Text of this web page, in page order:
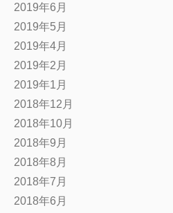
2019年6月
2019年5月
2019年4月
2019年2月
2019年1月
2018年12月
2018年10月
2018年9月
2018年8月
2018年7月
2018年6月